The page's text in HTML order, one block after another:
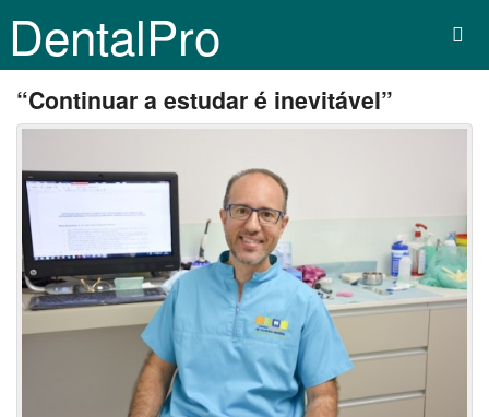
DentalPro
“Continuar a estudar é inevitável”